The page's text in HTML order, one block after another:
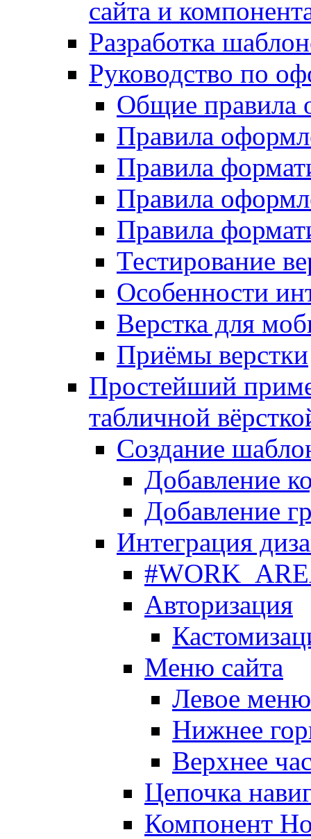
сайта и
Разработка
Руководство по
Общие правила
Правила
Правила
Правила
Правила
Тестирование
Особенности
Верстка для
Приёмы верстки
Простейший
табличной
Создание
Добавление
Добавление
Интеграция
Авторизация
Меню сайта
Левое меню
Нижнее
Верхнее
Цепочка
Компонент